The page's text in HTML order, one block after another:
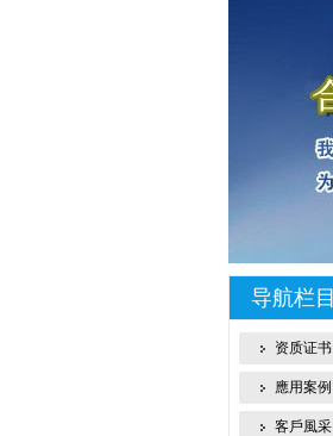
导航栏目
资质证书
應用案例
客戶風采